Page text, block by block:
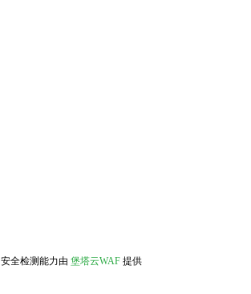
安全检测能力由 堡塔云WAF 提供